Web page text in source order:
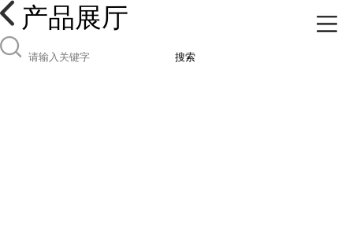
产品展厅
搜索